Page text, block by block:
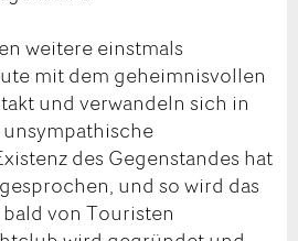
weitere einstmals
mit dem geheimnisvollen
und verwandeln sich in
des Gegenstandes hat
und so wird das
von Touristen